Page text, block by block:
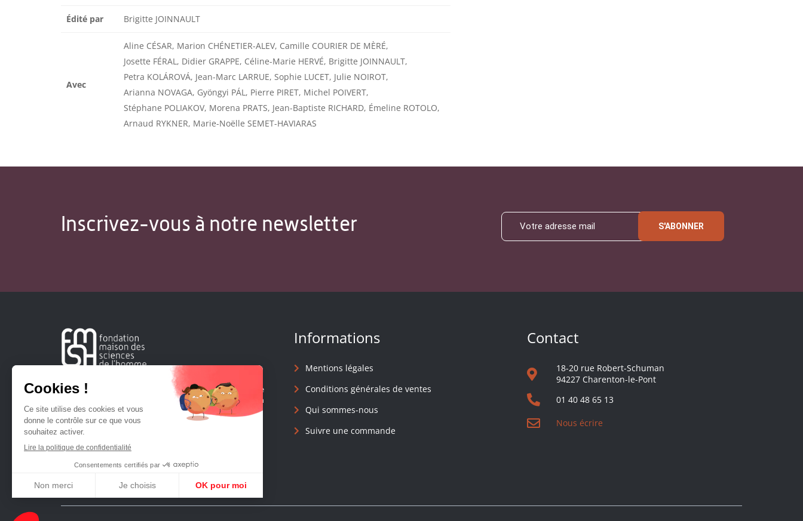
Édité par Brigitte JOINNAULT
Avec
Aline CÉSAR, Marion CHÉNETIER-ALEV, Camille COURIER DE MÈRÉ,
Josette FÉRAL, Didier GRAPPE, Céline-Marie HERVÉ, Brigitte JOINNAULT,
Petra KOLÁROVÁ, Jean-Marc LARRUE, Sophie LUCET, Julie NOIROT,
Arianna NOVAGA, Gyöngyi PÁL, Pierre PIRET, Michel POIVERT,
Stéphane POLIAKOV, Morena PRATS, Jean-Baptiste RICHARD, Émeline ROTOLO,
Arnaud RYKNER, Marie-Noëlle SEMET-HAVIARAS
Inscrivez-vous à notre newsletter S'ABONNER
Créée en 1963, la Fondation Maison Sciences de l'Homme
soutient la recherche et la diffusion des connaissances en
sciences humaines et sociales.
Informations
Mentions légales
Conditions générales de ventes
Qui sommes-nous
Suivre une commande
Contact
18-20 rue Robert-Schuman
94227 Charenton-le-Pont
01 40 48 65 13
Nous écrire